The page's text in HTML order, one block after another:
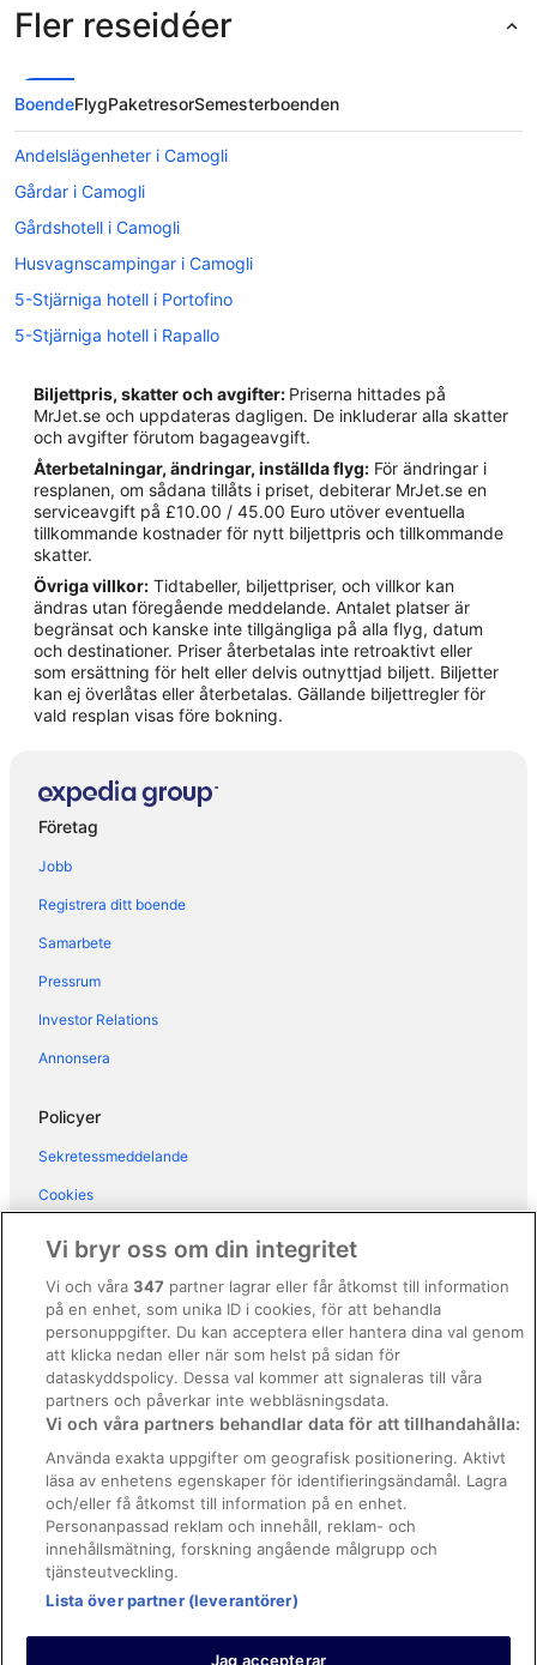
Fler reseidéer
BoendeFlygPaketresorSemesterboenden
Andelslägenheter i Camogli
Gårdar i Camogli
Gårdshotell i Camogli
Husvagnscampingar i Camogli
5-Stjärniga hotell i Portofino
5-Stjärniga hotell i Rapallo
4-Stjärniga hotell i Sestri Levante
Hotell i Bogliasco
Hotell i Camogli
Hotell i Cavi
Hotell i Chiavari
Hotell i Cogorno
Hotell i Conscenti
Hotell i Lavagna
Hotell i Molino Nuovo
Hotell i Paggi
Hotell i Portofino
Hotell i Rapallo
Hotell i Recco
Hotell i Riva Trigoso
Hotell i Santa Margherita Ligure
Hotell i Sestri Levante
Hotell i Zoagli
Hotell i Nervi
Gårdar i Portofino
Vandrarhem i Portofino
Husbåtar i Portofino
Värdshus i Portofino
Villor i Portofino
B&B i Rapallo
Husbåtar i Rapallo
Husvagnscampingar i Recco
Kryssningsfartyg i Sestri Levante
Biljettpris, skatter och avgifter: Priserna hittades på
MrJet.se och uppdateras dagligen. De inkluderar alla skatter
och avgifter förutom bagageavgift.
Återbetalningar, ändringar, inställda flyg: För ändringar i
resplanen, om sådana tillåts i priset, debiterar MrJet.se en
serviceavgift på £10.00 / 45.00 Euro utöver eventuella
tillkommande kostnader för nytt biljettpris och tillkommande
skatter.
Övriga villkor: Tidtabeller, biljettpriser, och villkor kan
ändras utan föregående meddelande. Antalet platser är
begränsat och kanske inte tillgängliga på alla flyg, datum
och destinationer. Priser återbetalas inte retroaktivt eller
som ersättning för helt eller delvis outnyttjad biljett. Biljetter
kan ej överlåtas eller återbetalas. Gällande biljettregler för
vald resplan visas före bokning.
Företag
Jobb
Registrera ditt boende
Samarbete
Pressrum
Investor Relations
Annonsera
Policyer
Sekretessmeddelande
Cookies
Regler och villkor för Vrbo
Tillgänglighetsanpassning
Juridisk information/Kontakta oss
Riktlinjer för innehåll och anmäla innehåll
Hjälp
Kontakta oss
Avboka eller ändra din bokning
Boka ett flyg med flygbolagskredit
Återbetalningsprocess och tidslinjer
Vi bryr oss om din integritet
Vi och våra347 partner lagrar eller får åtkomst till information
på en enhet, som unika ID i cookies, för att behandla
personuppgifter. Du kan acceptera eller hantera dina val genom
att klicka nedan eller när som helst på sidan för
dataskyddspolicy. Dessa val kommer att signaleras till våra
partners och påverkar inte webbläsningsdata.
Vi och våra partners behandlar data för att tillhandahålla:
Använda exakta uppgifter om geografisk positionering. Aktivt
läsa av enhetens egenskaper för identifieringsändamål. Lagra
och/eller få åtkomst till information på en enhet.
Personanpassad reklam och innehåll, reklam- och
innehållsmätning, forskning angående målgrupp och
tjänsteutveckling.
Lista över partner (leverantörer)
Jag accepterar